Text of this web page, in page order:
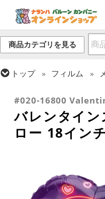
商品カテゴリを見る
トップ フィルム
バレンタイン
#020-16800
バレンタイ
ロー 18インチ